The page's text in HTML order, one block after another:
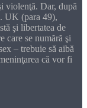
violenţă. Dar, după
UK (para 49),
şi libertatea de
care se numără şi
– trebuie să aibă
că vor fi